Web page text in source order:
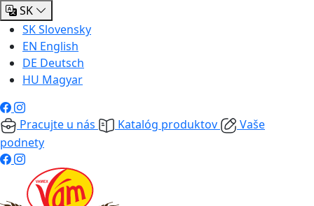
SK
SKSlovensky
EN English
DE Deutsch
HU Magyar
Pracujte u nás Katalóg produktov
Vaše
podnety